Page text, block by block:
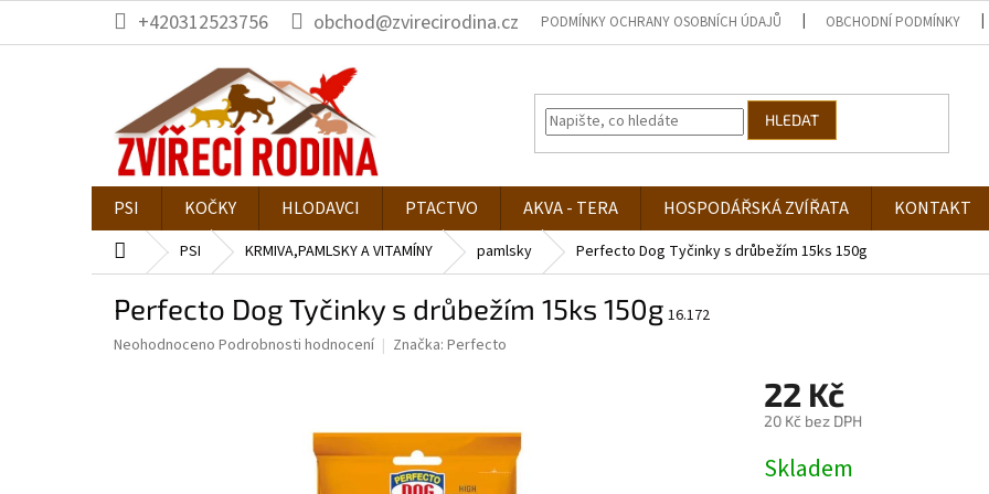
obsah
+420312523756 obchod@zvirecirodina.cz PODMÍNKY OCHRANY OSOBNÍCH ÚDAJŮ OBCHODNÍ PODMÍNKY
HLEDAT
PSI KOČKY HLODAVCI PTACTVO AKVA - TERA HOSPODÁŘSKÁ ZVÍŘATA KONTAKT
Domů PSI KRMIVA,PAMLSKY A VITAMÍNY pamlsky Perfecto Dog Tyčinky s drůbežím 15ks 150g
Perfecto Dog Tyčinky s drůbežím 15ks 150g 16.172
Průměrné
Neohodnoceno Podrobnosti hodnocení Značka: Perfecto
22 Kč
20 Kč bez DPH
cena:
Skladem